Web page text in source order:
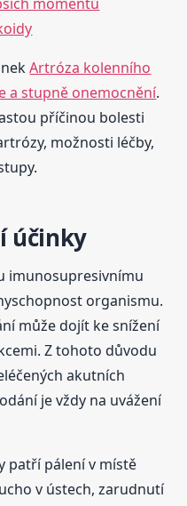
Artróza kolenního
a stupně onemocnění.
příčinou bolesti
možnosti léčby,
účinky
imunosupresivnímu
organismu.
může dojít ke snížení
Z tohoto důvodu
akutních
je vždy na uvážení
patří pálení v místě
v ústech, zarudnutí